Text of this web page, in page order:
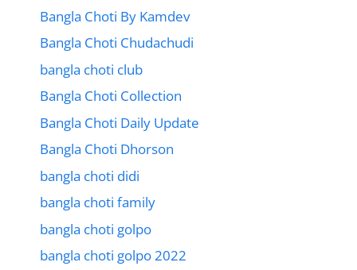
Bangla Choti By Kamdev
Bangla Choti Chudachudi
bangla choti club
Bangla Choti Collection
Bangla Choti Daily Update
Bangla Choti Dhorson
bangla choti didi
bangla choti family
bangla choti golpo
bangla choti golpo 2022